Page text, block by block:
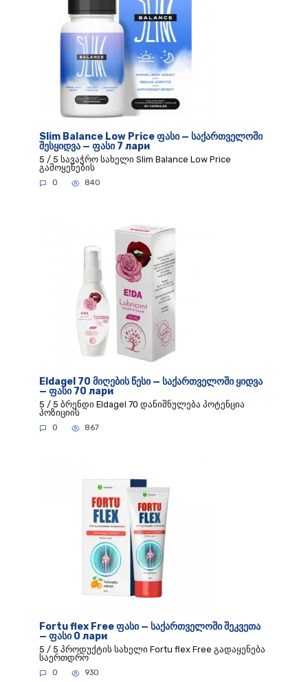
Slim Balance Low Price ფასი — საქართველოში
შესყიდვა — ფასი 7 лари
5 / 5 სავაჭრო სახელი Slim Balance Low Price
გამოყენების
0 840
Eldagel 70 მიღების წესი — საქართველოში ყიდვა
— ფასი 70 лари
5 / 5 ბრენდი Eldagel 70 დანიშნულება პოტენცია
პოზიციის
0 867
Fortu flex Free ფასი — საქართველოში შეკვეთა
— ფასი 0 лари
5 / 5 პროდუქტის სახელი Fortu flex Free გადაყენება
საერთდრო
0 930